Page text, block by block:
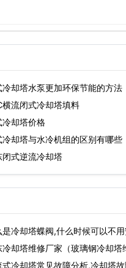
冷却塔水泵更加环保节能的方法
横流闭式冷却塔填料
冷却塔价格
冷却塔与水冷机组的区别有哪些
闭式逆流冷却塔
是冷却塔蝶阀,什么时候可以不
冷却塔维修厂家（玻璃钢冷却
式冷却塔常见故障分析,冷却塔